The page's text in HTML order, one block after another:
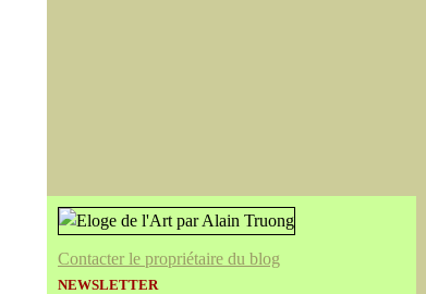
Contacter le propriétaire du blog
NEWSLETTER